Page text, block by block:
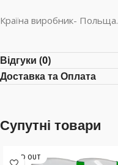
Країна виробник- Польща.
Відгуки (0)
Доставка та Оплата
Супутні товари
SOLD OUT